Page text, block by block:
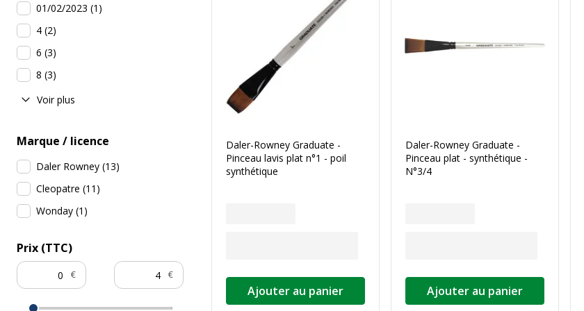
01/02/2023 (1 )
4 (2)
6 (3)
8 (3)
Voir plus
Marque / licence
Daler Rowney (13)
Cleopatre (11 )
Wonday (1 )
Prix (TTC)
€ €
Daler-Rowney Graduate -
Pinceau lavis plat n°1 - poil
synthétique
Ajouter au panier
Daler-Rowney Graduate -
Pinceau plat - synthétique -
N°3/4
Ajouter au panier